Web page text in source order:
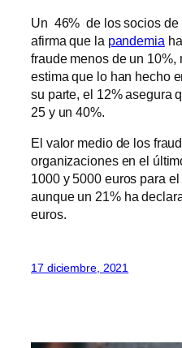
Un 46% de los socios de
afirma que la pandemia
fraude menos de un 10%,
estima que lo han hecho
su parte, el 12% asegura
25 y un 40%.
El valor medio de los
organizaciones en el
1000 y 5000 euros para
aunque un 21% ha
euros.
17 diciembre, 2021